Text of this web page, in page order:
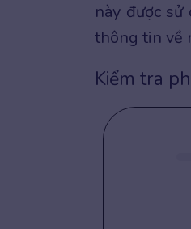
này được
thông tin về
Kiểm tra